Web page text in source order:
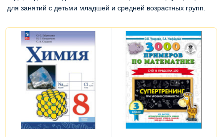
для занятий с детьми младшей и средней возрастных групп.